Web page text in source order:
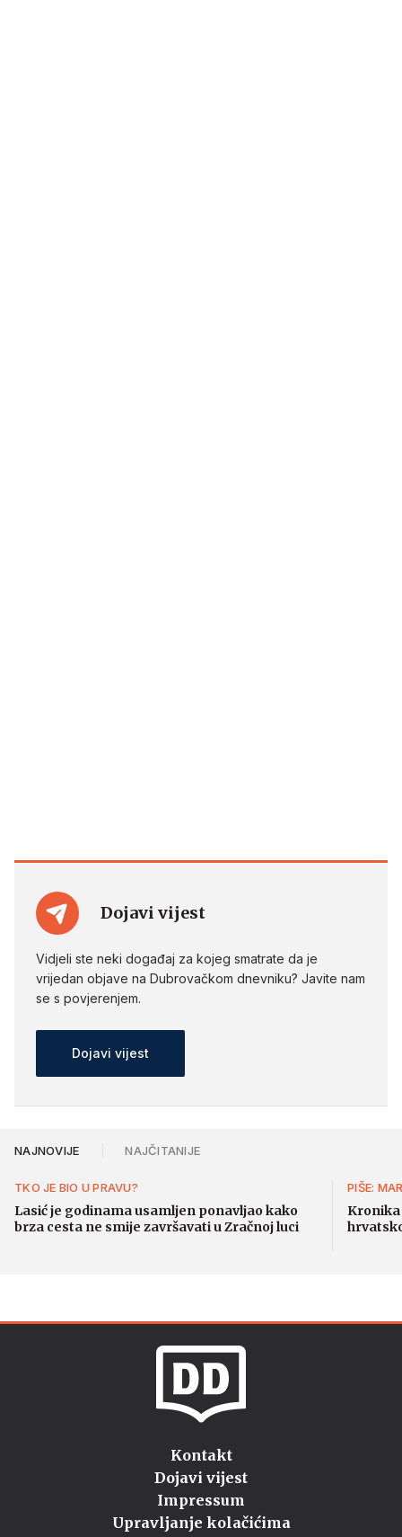
Dojavi vijest
Vidjeli ste neki događaj za kojeg smatrate da je
vrijedan objave na Dubrovačkom dnevniku? Javite nam
se s povjerenjem.
Dojavi vijest
NAJNOVIJE NAJČITANIJE
TKO JE BIO U PRAVU?
Lasić je godinama usamljen ponavljao kako
brza cesta ne smije završavati u Zračnoj luci
PIŠE:
Kontakt
Dojavi vijest
Impressum
Upravljanje kolačićima